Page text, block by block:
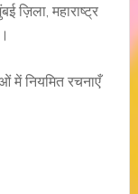
ज़िला, महाराष्ट्र
में नियमित रचनाएँ